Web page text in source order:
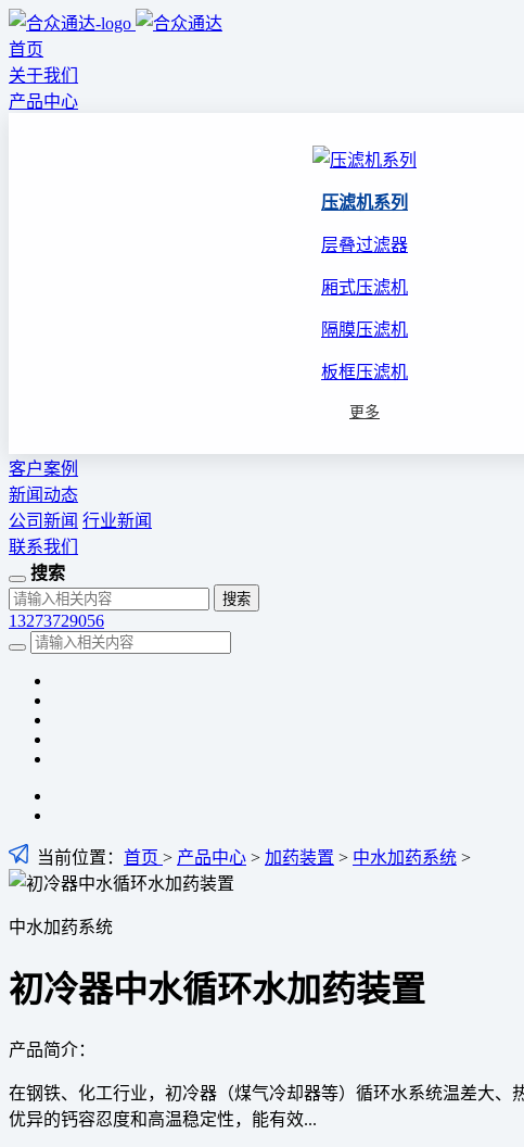
首页
关于我们
产品中心
压滤机系列
层叠过滤器
厢式压滤机
隔膜压滤机
板框压滤机
更多
客户案例
新闻动态
公司新闻 行业新闻
联系我们
搜索
13273729056
当前位置： 首页 > 产品中心 > 加药装置 > 中水加药系统 >
中水加药系统
初冷器中水循环水加药装置
产品简介：
在钢铁、化工行业，初冷器（煤气冷却器等）循环水系统温差大
优异的钙容忍度和高温稳定性，能有效...